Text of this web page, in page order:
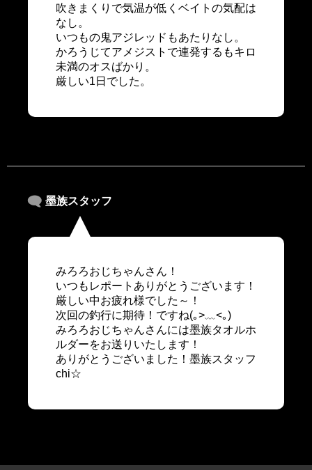
吹きまくりで気温が低くベイトの気配は
なし。
いつもの鬼アジレッドもあたりなし。
かろうじてアメジストで連発するもキロ
未満のオスばかり。
厳しい1日でした。
墨族スタッフ
みろろおじちゃんさん！
いつもレポートありがとうございます！
厳しい中お疲れ様でした～！
次回の釣行に期待！ですね(｡>﹏<｡)
みろろおじちゃんさんには墨族タオルホ
ルダーをお送りいたします！
ありがとうございました！墨族スタッフ
chi☆